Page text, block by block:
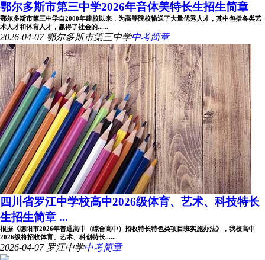
鄂尔多斯市第三中学2026年音体美特长生招生简章
鄂尔多斯市第三中学自2000年建校以来，为高等院校输送了大量优秀人才，其中包括各类艺
术人才和体育人才，赢得了社会的......
2026-04-07 鄂尔多斯市第三中学中考简章
四川省罗江中学校高中2026级体育、艺术、科技特长
生招生简章 ...
根据《德阳市2026年普通高中（综合高中）招收特长特色类项目班实施办法》，我校高中
2026级将招收体育、艺术、科创特长......
2026-04-07 罗江中学中考简章